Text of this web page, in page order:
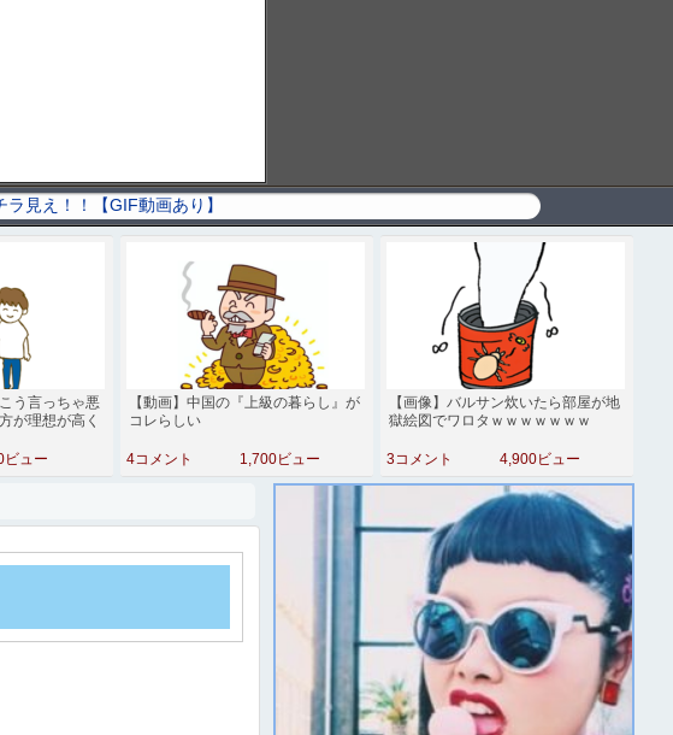
う言っちゃ悪
が理想が高く
ビュー
【動画】中国の『上級の暮らし』が
コレらしい
4コメント 1,700ビュー
【画像】バルサン炊いたら部屋が地
獄絵図でワロタｗｗｗｗｗｗｗ
3コメント 4,900ビュー